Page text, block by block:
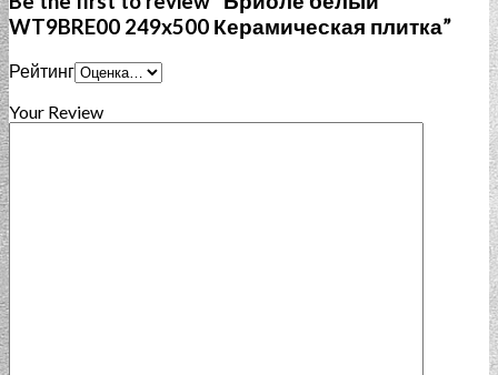
WT9BRE00 249x500 Керамическая плитка”
Рейтинг
Your Review